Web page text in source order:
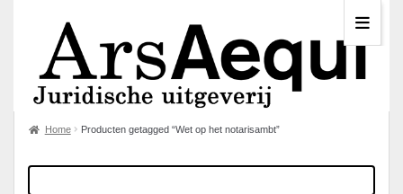
Home Producten getagged “Wet op het notarisambt”